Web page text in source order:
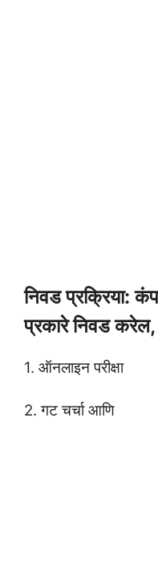
निवड प्रक्रिया:
प्रकारे निवड
1. ऑनलाइन परीक्षा
2. गट चर्चा आणि